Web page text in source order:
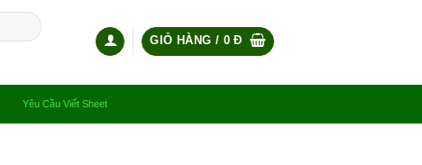
GIỎ HÀNG / 0Đ
Yêu Cầu Viết Sheet